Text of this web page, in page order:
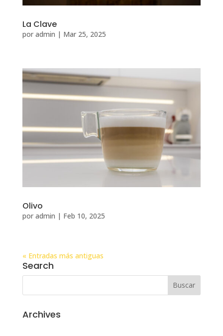
La Clave
por admin | Mar 25, 2025
Olivo
por admin | Feb 10, 2025
« Entradas más antiguas
Search
Archives